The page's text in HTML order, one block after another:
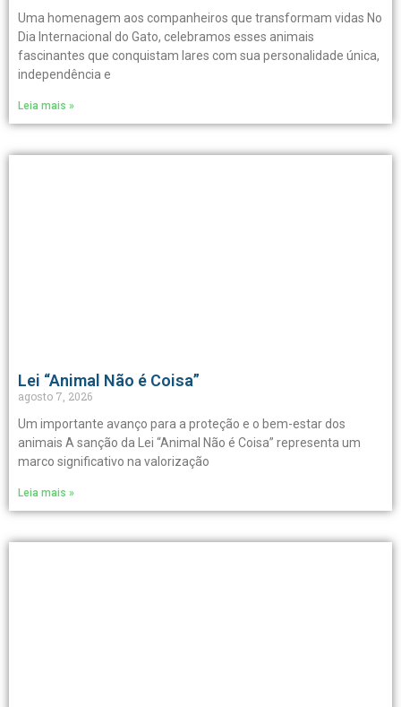
Uma homenagem aos companheiros que transformam vidas No
Dia Internacional do Gato, celebramos esses animais
fascinantes que conquistam lares com sua personalidade única,
independência e
Leia mais »
Lei “Animal Não é Coisa”
agosto 7, 2026
Um importante avanço para a proteção e o bem-estar dos
animais A sanção da Lei “Animal Não é Coisa” representa um
marco significativo na valorização
Leia mais »